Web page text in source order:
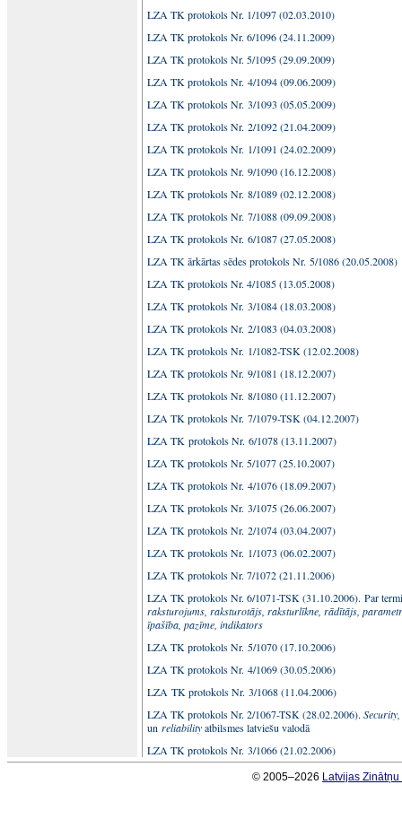
LZA TK protokols Nr. 1/1097 (02.03.2010)
LZA TK protokols Nr. 6/1096 (24.11.2009)
LZA TK protokols Nr. 5/1095 (29.09.2009)
LZA TK protokols Nr. 4/1094 (09.06.2009)
LZA TK protokols Nr. 3/1093 (05.05.2009)
LZA TK protokols Nr. 2/1092 (21.04.2009)
LZA TK protokols Nr. 1/1091 (24.02.2009)
LZA TK protokols Nr. 9/1090 (16.12.2008)
LZA TK protokols Nr. 8/1089 (02.12.2008)
LZA TK protokols Nr. 7/1088 (09.09.2008)
LZA TK protokols Nr. 6/1087 (27.05.2008)
LZA TK ārkārtas sēdes protokols Nr. 5/1086 (20.05.2008)
LZA TK protokols Nr. 4/1085 (13.05.2008)
LZA TK protokols Nr. 3/1084 (18.03.2008)
LZA TK protokols Nr. 2/1083 (04.03.2008)
LZA TK protokols Nr. 1/1082-TSK (12.02.2008)
LZA TK protokols Nr. 9/1081 (18.12.2007)
LZA TK protokols Nr. 8/1080 (11.12.2007)
LZA TK protokols Nr. 7/1079-TSK (04.12.2007)
LZA TK protokols Nr. 6/1078 (13.11.2007)
LZA TK protokols Nr. 5/1077 (25.10.2007)
LZA TK protokols Nr. 4/1076 (18.09.2007)
LZA TK protokols Nr. 3/1075 (26.06.2007)
LZA TK protokols Nr. 2/1074 (03.04.2007)
LZA TK protokols Nr. 1/1073 (06.02.2007)
LZA TK protokols Nr. 7/1072 (21.11.2006)
LZA TK protokols Nr. 6/1071-TSK (31.10.2006). Par
raksturojums, raksturotājs, raksturlīkne, rādītājs,
īpašība, pazīme, indikators
LZA TK protokols Nr. 5/1070 (17.10.2006)
LZA TK protokols Nr. 4/1069 (30.05.2006)
LZA TK protokols Nr. 3/1068 (11.04.2006)
LZA TK protokols Nr. 2/1067-TSK (28.02.2006).
un reliabilityatbilsmes latviešu valodā
LZA TK protokols Nr. 3/1066 (21.02.2006)
© 2005–2026 Latvijas